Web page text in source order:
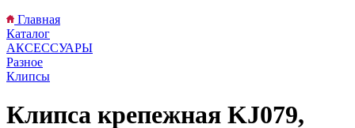
Главная
Каталог
АКСЕССУАРЫ
Разное
Клипсы
Клипса крепежная KJ079,